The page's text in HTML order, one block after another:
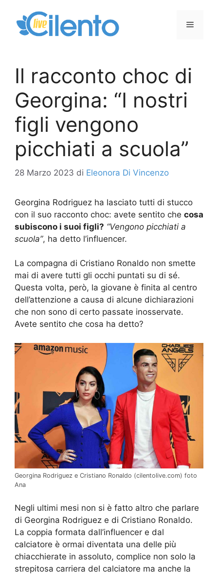
contenuto
Menu
Il racconto choc di
Georgina: “I nostri
figli vengono
picchiati a scuola”
28 Marzo 2023 di Eleonora Di Vincenzo
Georgina Rodriguez ha lasciato tutti di stucco
con il suo racconto choc: avete sentito che cosa
subiscono i suoi figli? “Vengono picchiati a
scuola”, ha detto l’influencer.
La compagna di Cristiano Ronaldo non smette
mai di avere tutti gli occhi puntati su di sé.
Questa volta, però, la giovane è finita al centro
dell’attenzione a causa di alcune dichiarazioni
che non sono di certo passate inosservate.
Avete sentito che cosa ha detto?
Georgina Rodriguez e Cristiano Ronaldo (cilentolive.com) foto
Ana
Negli ultimi mesi non si è fatto altro che parlare
di Georgina Rodriguez e di Cristiano Ronaldo.
La coppia formata dall’influencer e dal
calciatore è ormai diventata una delle più
chiacchierate in assoluto, complice non solo la
strepitosa carriera del calciatore ma anche la